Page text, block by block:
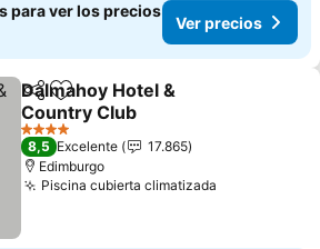
para ver los precios
Ver precios
CompartirAñadir a favoritos
Dalmahoy Hotel &
Country Club
Ver precios
4 Estrellas
8,5 Excelente
17.865
Edimburgo
Piscina cubierta climatizada